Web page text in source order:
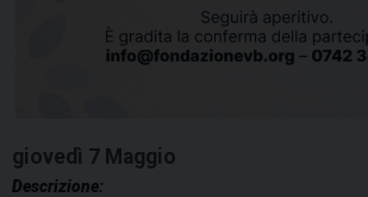
giovedì 7 Maggio
Descrizione: